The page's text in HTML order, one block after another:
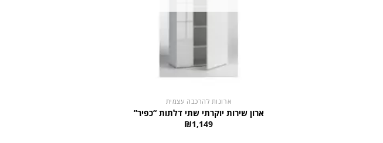
ארונות להרכבה עצמית
ארון שירות יוקרתי שתי דלתות “כפיר”
₪1,149